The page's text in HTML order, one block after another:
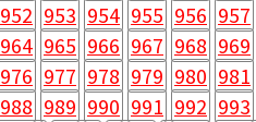
952 953 954 955 956 957
964 965 966 967 968 969
976 977 978 979 980 981
988 989 990 991 992 993